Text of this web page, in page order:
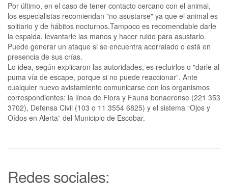
Por último, en el caso de tener contacto cercano con el animal,
los especialistas recomiendan "no asustarse" ya que el animal es
solitario y de hábitos nocturnos.Tampoco es recomendable darle
la espalda, levantarle las manos y hacer ruido para asustarlo.
Puede generar un ataque si se encuentra acorralado o está en
presencia de sus crías.
Lo idea, según explicaron las autoridades, es recluirlos o "darle al
puma vía de escape, porque si no puede reaccionar”. Ante
cualquier nuevo avistamiento comunicarse con los organismos
correspondientes: la línea de Flora y Fauna bonaerense (221 353
3702), Defensa Civil (103 o 11 3554 6825) y el sistema “Ojos y
Oídos en Alerta” del Municipio de Escobar.
Redes sociales: